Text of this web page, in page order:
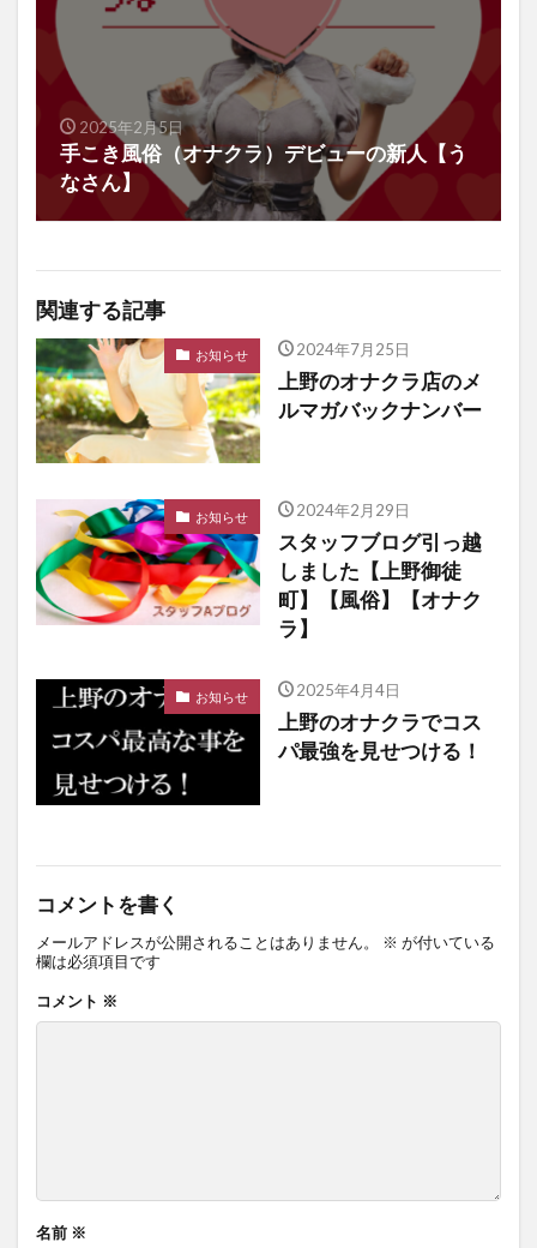
2025年2月5日
手こき風俗（オナクラ）デビューの新人【う
なさん】
関連する記事
お知らせ 2024年7月25日
上野のオナクラ店のメ
ルマガバックナンバー
お知らせ 2024年2月29日
スタッフブログ引っ越
しました【上野御徒
町】【風俗】【オナク
ラ】
お知らせ 2025年4月4日
上野のオナクラでコス
パ最強を見せつける！
コメントを書く
メールアドレスが公開されることはありません。 ※ が付いている
欄は必須項目です
コメント ※
名前 ※